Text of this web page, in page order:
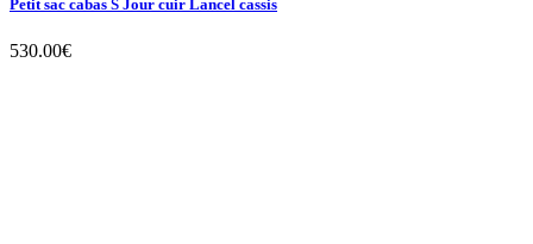
Petit sac cabas S Jour cuir Lancel cassis
530.00€